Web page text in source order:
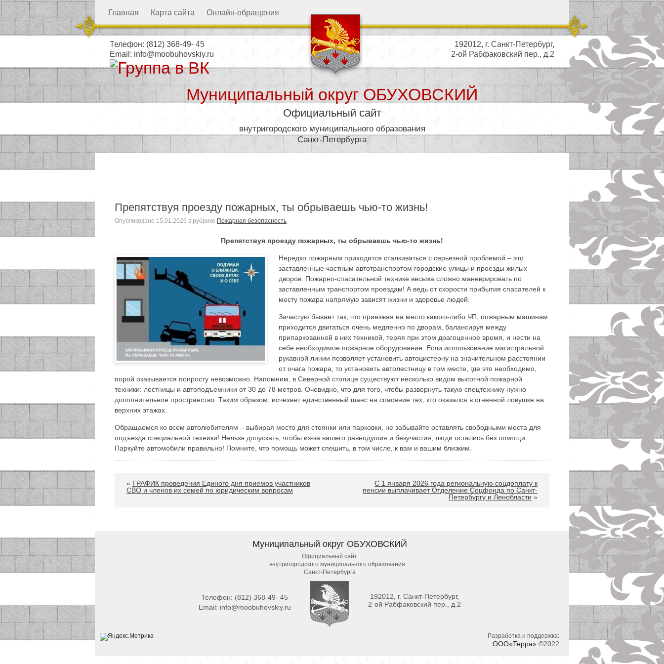
Главная Карта сайта Онлайн-обращения
Телефон: (812) 368-49- 45
Email: info@moobuhovskiy.ru
192012, г. Санкт-Петербург,
2-ой Рабфаковский пер., д.2
Муниципальный округ ОБУХОВСКИЙ
Официальный сайт
внутригородского муниципального образования
Санкт-Петербурга
Препятствуя проезду пожарных, ты обрываешь чью-то жизнь!
Опубликовано 15.01.2026 в рубрике Пожарная безопасность
Препятствуя проезду пожарных, ты обрываешь чью-то жизнь!
Нередко пожарным приходится сталкиваться с серьезной проблемой – это
заставленные частным автотранспортом городские улицы и проезды жилых
дворов. Пожарно-спасательной технике весьма сложно маневрировать по
заставленным транспортом проездам! А ведь от скорости прибытия спасателей к
месту пожара напрямую зависят жизни и здоровье людей.
Зачастую бывает так, что приезжая на место какого-либо ЧП, пожарным машинам
приходится двигаться очень медленно по дворам, балансируя между
припаркованной в них техникой, теряя при этом драгоценное время, и нести на
себе необходимое пожарное оборудование. Если использование магистральной
рукавной линии позволяет установить автоцистерну на значительном расстоянии
от очага пожара, то установить автолестницу в том месте, где это необходимо,
порой оказывается попросту невозможно. Напомним, в Северной столице существуют несколько видом высотной пожарной
техники: лестницы и автоподъемники от 30 до 78 метров. Очевидно, что для того, чтобы развернуть такую спецтехнику нужно
дополнительное пространство. Таким образом, исчезает единственный шанс на спасение тех, кто оказался в огненной ловушке на
верхних этажах.
Обращаемся ко всем автолюбителям – выбирая место для стоянки или парковки, не забывайте оставлять свободными места для
подъезда специальной техники! Нельзя допускать, чтобы из-за вашего равнодушия и безучастия, люди остались без помощи.
Паркуйте автомобили правильно! Помните, что помощь может спешить, в том числе, к вам и вашим близким.
« ГРАФИК проведения Единого дня приемов участников
СВО и членов их семей по юридическим вопросам
С 1 января 2026 года региональную соцдоплату к
пенсии выплачивает Отделение Соцфонда по Санкт-
Петербургу и Ленобласти »
Муниципальный округ ОБУХОВСКИЙ
Официальный сайт
внутригородского муниципального образования
Санкт-Петербурга
Телефон: (812) 368-49- 45
Email: info@moobuhovskiy.ru
192012, г. Санкт-Петербург,
2-ой Рабфаковский пер., д.2
Разработка и поддержка:
ООО«Терра» ©2022